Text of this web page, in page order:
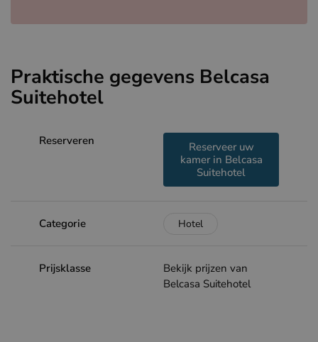
Praktische gegevens Belcasa
Suitehotel
Reserveren
Reserveer uw
kamer in Belcasa
Suitehotel
Categorie Hotel
Prijsklasse
Bekijk prijzen van
Belcasa Suitehotel